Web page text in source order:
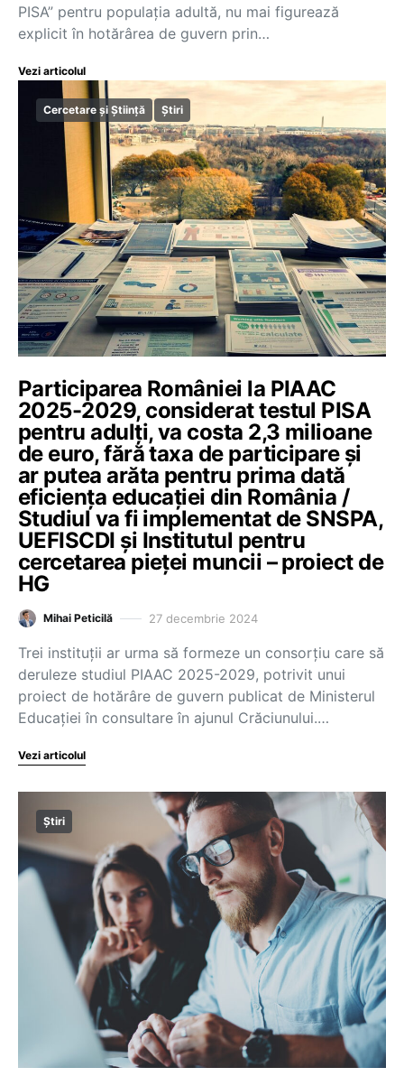
PISA” pentru populația adultă, nu mai figurează
explicit în hotărârea de guvern prin…
Vezi articolul
Cercetare și Știință Știri
Participarea României la PIAAC
2025-2029, considerat testul PISA
pentru adulți, va costa 2,3 milioane
de euro, fără taxa de participare și
ar putea arăta pentru prima dată
eficiența educației din România /
Studiul va fi implementat de SNSPA,
UEFISCDI și Institutul pentru
cercetarea pieței muncii – proiect de
HG
Mihai Peticilă 27 decembrie 2024
Trei instituții ar urma să formeze un consorțiu care să
deruleze studiul PIAAC 2025-2029, potrivit unui
proiect de hotărâre de guvern publicat de Ministerul
Educației în consultare în ajunul Crăciunului.…
Vezi articolul
Știri